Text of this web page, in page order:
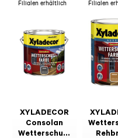
Filialen erhältlich
XYLADECOR
Consolan
Wetterschutz-
Filialen